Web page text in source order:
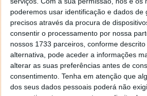
poderemos usar identificação e dados de
precisos através da procura de
consentir o processamento por nossa
nossos 1733 parceiros, conforme descrito
alternativa, pode aceder a informações
alterar as suas preferências antes de
consentimento. Tenha em atenção que
dos seus dados pessoais poderá não